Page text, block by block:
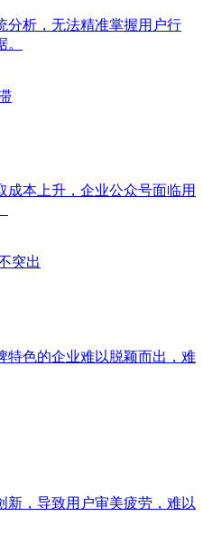
分析，无法精准掌握用户行
成本上升，企业公众号面临用
特色的企业难以脱颖而出，难
新，导致用户审美疲劳，难以